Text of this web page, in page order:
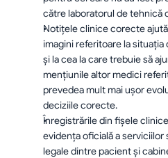
către laboratorul de tehnică
Notiţele clinice corecte
imagini referitoare la
şi la cea la care trebuie să
menţiunile altor medici
prevedea mult mai uşor
deciziile corecte.
Înregistrările din fişele
evidenţa oficială a
legale dintre pacient şi